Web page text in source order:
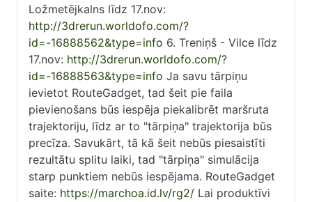
Ložmetējkalns līdz 17.nov:
http://3drerun.worldofo.com/?
id=-16888562&type=info 6. Treniņš - Vilce līdz
17.nov: http://3drerun.worldofo.com/?
id=-16888563&type=info Ja savu tārpiņu
ievietot RouteGadget, tad šeit pie faila
pievienošans būs iespēja piekalibrēt maršruta
trajektoriju, līdz ar to "tārpiņa" trajektorija būs
precīza. Savukārt, tā kā šeit nebūs piesaistīti
rezultātu splitu laiki, tad "tārpiņa" simulācija
starp punktiem nebūs iespējama. RouteGadget
saite: https://marchoa.id.lv/rg2/ Lai produktīvi